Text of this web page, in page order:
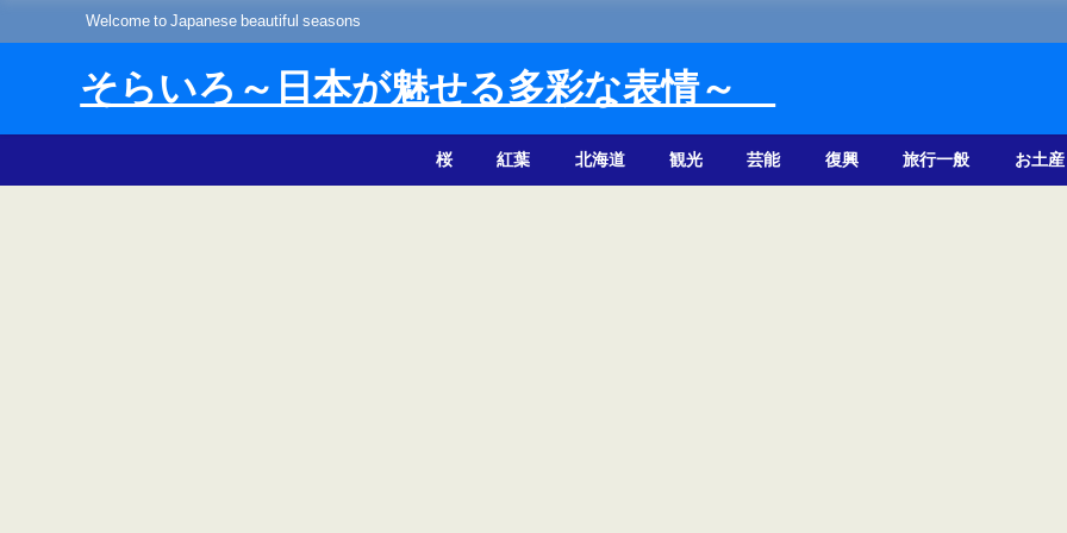
Welcome to Japanese beautiful seasons
そらいろ～日本が魅せる多彩な表情～
桜 紅葉 北海道 観光 芸能 復興 旅行一般 お土